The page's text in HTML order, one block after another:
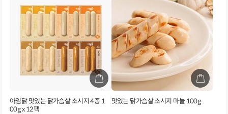
보
기
보
기
아임닭 맛있는 닭가슴살 소시지 4종 1
00g x 12팩
맛있는 닭가슴살 소시지 마늘 100g